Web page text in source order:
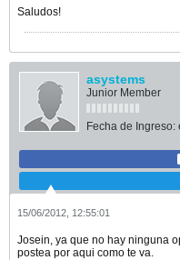
Saludos!
asystems
Junior Member
Fecha de Ingreso:
15/06/2012, 12:55:01
Josein, ya que no hay ninguna
postea por aqui como te va.